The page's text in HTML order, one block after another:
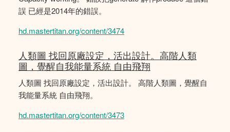
誤 已經是2014年的錯誤。
hd.mastertitan.org/content/3474
人類圖 找回原廠設定，活出設計。高階人類
圖，覺醒自我能量系統 自由飛翔
人類圖 找回原廠設定，活出設計。 高階人類圖，覺醒自
我能量系統 自由飛翔。
hd.mastertitan.org/content/3473